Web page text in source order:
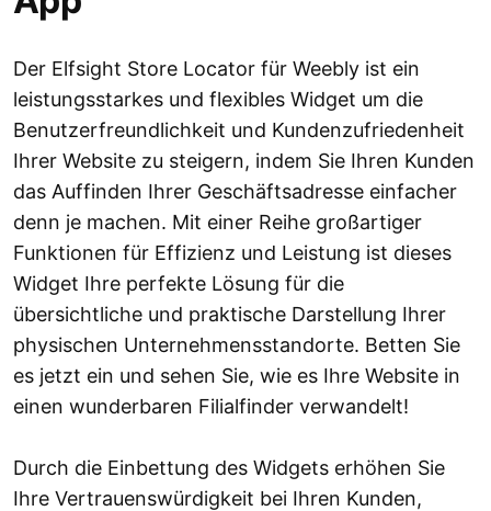
Der Elfsight Store Locator für Weebly ist ein
leistungsstarkes und flexibles Widget um die
Benutzerfreundlichkeit und Kundenzufriedenheit
Ihrer Website zu steigern, indem Sie Ihren Kunden
das Auffinden Ihrer Geschäftsadresse einfacher
denn je machen. Mit einer Reihe großartiger
Funktionen für Effizienz und Leistung ist dieses
Widget Ihre perfekte Lösung für die
übersichtliche und praktische Darstellung Ihrer
physischen Unternehmensstandorte. Betten Sie
es jetzt ein und sehen Sie, wie es Ihre Website in
einen wunderbaren Filialfinder verwandelt!
Durch die Einbettung des Widgets erhöhen Sie
Ihre Vertrauenswürdigkeit bei Ihren Kunden,